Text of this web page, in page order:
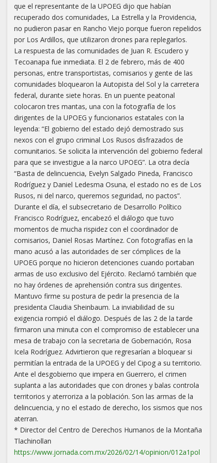
que el representante de la UPOEG dijo que habían
recuperado dos comunidades, La Estrella y la Providencia,
no pudieron pasar en Rancho Viejo porque fueron repelidos
por Los Ardillos, que utilizaron drones para replegarlos.
La respuesta de las comunidades de Juan R. Escudero y
Tecoanapa fue inmediata. El 2 de febrero, más de 400
personas, entre transportistas, comisarios y gente de las
comunidades bloquearon la Autopista del Sol y la carretera
federal, durante siete horas. En un puente peatonal
colocaron tres mantas, una con la fotografía de los
dirigentes de la UPOEG y funcionarios estatales con la
leyenda: “El gobierno del estado dejó demostrado sus
nexos con el grupo criminal Los Rusos disfrazados de
comunitarios. Se solicita la intervención del gobierno federal
para que se investigue a la narco UPOEG”. La otra decía
“Basta de delincuencia, Evelyn Salgado Pineda, Francisco
Rodríguez y Daniel Ledesma Osuna, el estado no es de Los
Rusos, ni del narco, queremos seguridad, no pactos”.
Durante el día, el subsecretario de Desarrollo Político
Francisco Rodríguez, encabezó el diálogo que tuvo
momentos de mucha rispidez con el coordinador de
comisarios, Daniel Rosas Martínez. Con fotografías en la
mano acusó a las autoridades de ser cómplices de la
UPOEG porque no hicieron detenciones cuando portaban
armas de uso exclusivo del Ejército. Reclamó también que
no hay órdenes de aprehensión contra sus dirigentes.
Mantuvo firme su postura de pedir la presencia de la
presidenta Claudia Sheinbaum. La inviabilidad de su
exigencia rompió el diálogo. Después de las 2 de la tarde
firmaron una minuta con el compromiso de establecer una
mesa de trabajo con la secretaria de Gobernación, Rosa
Icela Rodríguez. Advirtieron que regresarían a bloquear si
permitían la entrada de la UPOEG y del Cipog a su territorio.
Ante el desgobierno que impera en Guerrero, el crimen
suplanta a las autoridades que con drones y balas controla
territorios y aterroriza a la población. Son las armas de la
delincuencia, y no el estado de derecho, los sismos que nos
aterran.
* Director del Centro de Derechos Humanos de la Montaña
Tlachinollan
https://www.jornada.com.mx/2026/02/14/opinion/012a1pol